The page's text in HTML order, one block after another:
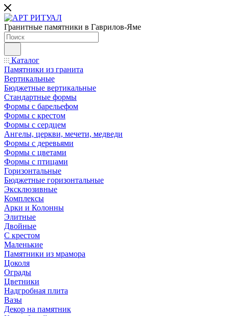
Гранитные памятники в Гаврилов-Яме
Каталог
Памятники из гранита
Вертикальные
Бюджетные вертикальные
Стандартные формы
Формы с барельефом
Формы с крестом
Формы с сердцем
Ангелы, церкви, мечети, медведи
Формы с деревьями
Формы с цветами
Формы с птицами
Горизонтальные
Бюджетные горизонтальные
Эксклюзивные
Комплексы
Арки и Колонны
Элитные
Двойные
С крестом
Маленькие
Памятники из мрамора
Цоколя
Ограды
Цветники
Надгробная плита
Вазы
Декор на памятник